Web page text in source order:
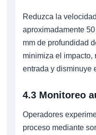
Reduzca la
aproximadamente
mm de profundidad
minimiza el impacto,
entrada y disminuye
4.3 Monitoreo
Operadores
proceso mediante